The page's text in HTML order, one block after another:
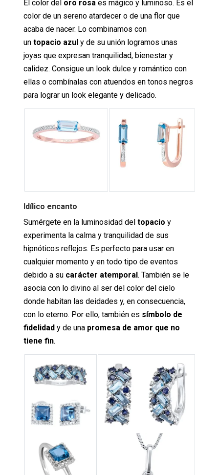
El color del oro rosaes mágico y luminoso. Es el
color de un sereno atardecer o de una flor que
acaba de nacer. Lo combinamos con
un topacio azul y de su unión logramos unas
joyas que expresan tranquilidad, bienestar y
calidez. Consigue un look dulce y romántico con
ellas o combínalas con atuendos en tonos negros
para lograr un look elegante y delicado.
Idílico encanto
Sumérgete en la luminosidad del topacio y
experimenta la calma y tranquilidad de sus
hipnóticos reflejos. Es perfecto para usar en
cualquier momento y en todo tipo de eventos
debido a su carácter atemporal . También se le
asocia con lo divino al ser del color del cielo
donde habitan las deidades y, en consecuencia,
con lo eterno. Por ello, también es símbolo de
fidelidad y de unapromesa de amor que no
tiene fin.